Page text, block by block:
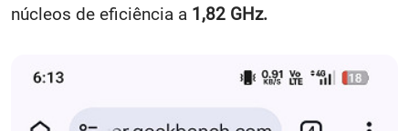
núcleos de eficiência a 1,82 GHz.